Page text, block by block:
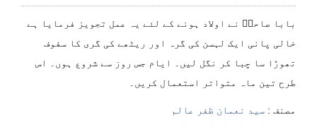
بابا صاحبؒ نے اولاد ہونے کے لئے یہ عمل تجویز فرمایا ہے
خالی پانی ایک لہسن کی گرہ اور ریٹھے کی گری کا سفوف
تھوڑا سا چبا کر نگل لیں۔ ایام جس روز سے شروع ہوں۔ اس
طرح تین ماہ متواتر استعمال کریں۔
مصنف : سید نعمان ظفر عالم